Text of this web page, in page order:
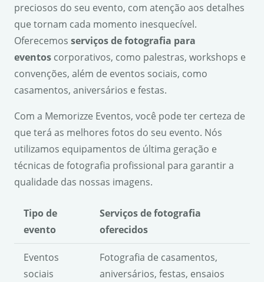
preciosos do seu evento, com atenção aos detalhes
que tornam cada momento inesquecível.
Oferecemos serviços de fotografia para
eventos corporativos, como palestras, workshops e
convenções, além de eventos sociais, como
casamentos, aniversários e festas.
Com a Memorizze Eventos, você pode ter certeza de
que terá as melhores fotos do seu evento. Nós
utilizamos equipamentos de última geração e
técnicas de fotografia profissional para garantir a
qualidade das nossas imagens.
Tipo de
evento
Serviços de fotografia
oferecidos
Eventos
sociais
Fotografia de casamentos,
aniversários, festas, ensaios